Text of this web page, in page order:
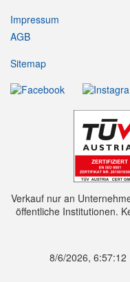
Impressum
AGB
Sitemap
Verkauf nur an
öffentliche Institutionen.
8/6/2026, 6:57:12